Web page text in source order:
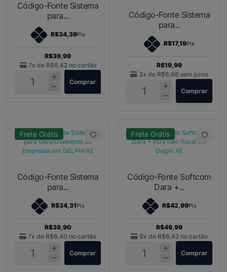
Código-Fonte Sistema
para...
R$34,39Pix
R$39,99
7x de R$6,42 no cartão
Comprar
Código-Fonte Sistema
para...
R$17,19Pix
R$19,99
3x de R$6,66 sem juros
Comprar
Frete Grátis
Código-Fonte Sistema
para...
R$34,31Pix
R$39,90
7x de R$6,40 no cartão
Comprar
Frete Grátis
Código-Fonte Softcom
Dara +...
R$42,99Pix
R$49,99
9x de R$6,42 no cartão
Comprar